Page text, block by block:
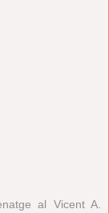
al Vicent A.